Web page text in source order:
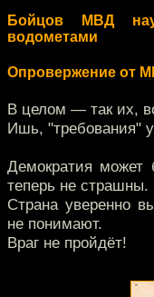
Бойцов МВД
водометами
Опровержение от
В целом — так их,
Ишь, "требования"
Демократия
теперь не страшны.
Страна уверенно
не понимают.
Враг не пройдёт!